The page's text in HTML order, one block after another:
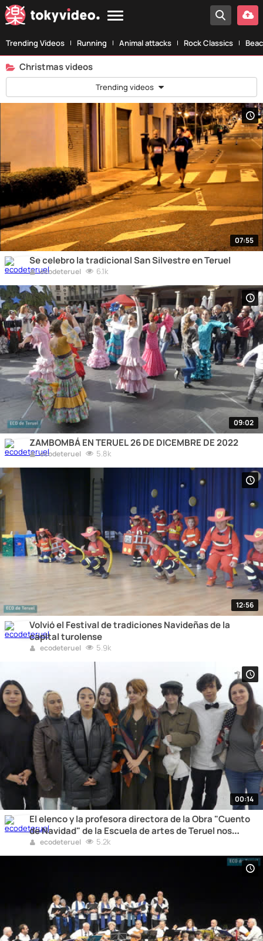
Trending Videos Running Animal attacks Rock Classics
Christmas videos
Trending videos
07:55
Se celebro la tradicional San Silvestre en Teruel
ecodeteruel 6.1k
09:02
ZAMBOMBÁ EN TERUEL 26 DE DICEMBRE DE 2022
ecodeteruel 5.8k
12:56
Volvió el Festival de tradiciones Navideñas de la
capital turolense
ecodeteruel 5.9k
00:14
El elenco y la profesora directora de la Obra "Cuento
de Navidad" de la Escuela de artes de Teruel nos
felicitan la Navidad a todos
ecodeteruel 5.2k